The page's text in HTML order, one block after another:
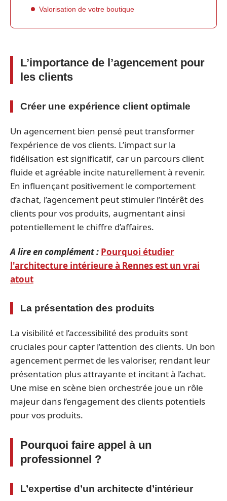
Valorisation de votre boutique
L’importance de l’agencement pour
les clients
Créer une expérience client optimale
Un agencement bien pensé peut transformer
l’expérience de vos clients. L’impact sur la
fidélisation est significatif, car un parcours client
fluide et agréable incite naturellement à revenir.
En influençant positivement le comportement
d’achat, l’agencement peut stimuler l’intérêt des
clients pour vos produits, augmentant ainsi
potentiellement le chiffre d’affaires.
A lire en complément : Pourquoi étudier
l'architecture intérieure à Rennes est un vrai
atout
La présentation des produits
La visibilité et l’accessibilité des produits sont
cruciales pour capter l’attention des clients. Un bon
agencement permet de les valoriser, rendant leur
présentation plus attrayante et incitant à l’achat.
Une mise en scène bien orchestrée joue un rôle
majeur dans l’engagement des clients potentiels
pour vos produits.
Pourquoi faire appel à un
professionnel ?
L’expertise d’un architecte d’intérieur